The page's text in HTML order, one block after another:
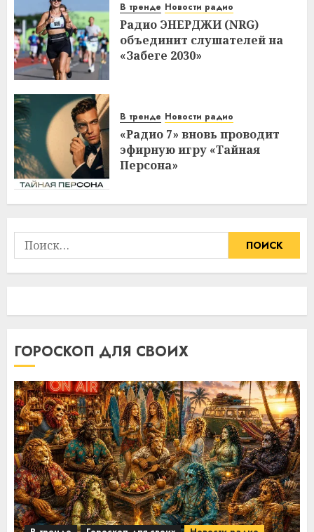
В тренде Новости радио
Радио ЭНЕРДЖИ (NRG)
объединит слушателей на
«Забеге 2030»
В тренде Новости радио
«Радио 7» вновь проводит
эфирную игру «Тайная
Персона»
Найти:
ГОРОСКОП ДЛЯ СВОИХ